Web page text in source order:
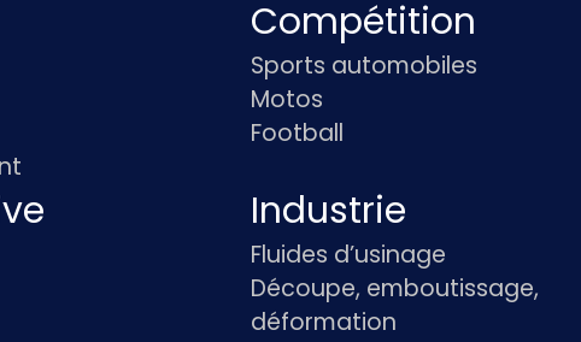
Compétition
Sports automobiles
Motos
Football
Industrie
Fluides d’usinage
Découpe, emboutissage,
déformation